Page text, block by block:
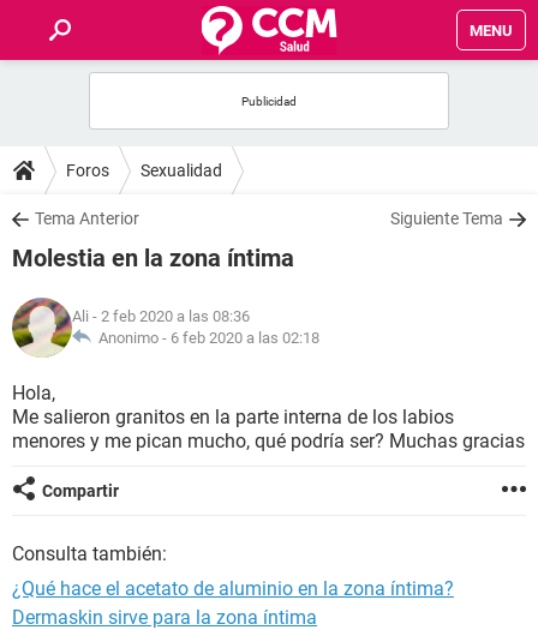
MENU
FOROS
SALUD
NUTRICIÓN
BIENESTAR
Foros Sexualidad
Tema Anterior Siguiente Tema
Molestia en la zona íntima
Ali - 2 feb 2020 a las 08:36
Anonimo - 6 feb 2020 a las 02:18
Hola,
Me salieron granitos en la parte interna de los labios
menores y me pican mucho, qué podría ser? Muchas gracias
Compartir
Consulta también:
¿Qué hace el acetato de aluminio en la zona íntima?
Dermaskin sirve para la zona íntima